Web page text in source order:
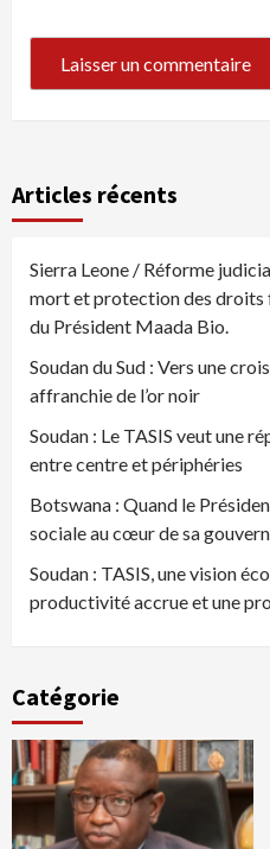
Articles récents
Sierra Leone / Réforme
mort et protection des droits
du Président Maada Bio.
Soudan du Sud : Vers une
affranchie de l’or noir
Soudan : Le TASIS veut une
entre centre et périphéries
Botswana : Quand le
sociale au cœur de sa
Soudan : TASIS, une vision
productivité accrue et une
Catégorie